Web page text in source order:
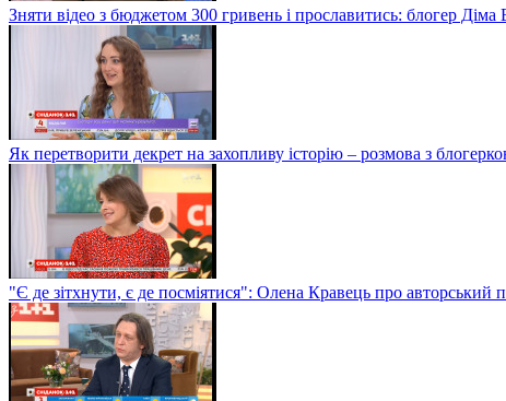
Зняти відео з бюджетом 300 гривень і прославитись: блогер Діма
Як перетворити декрет на захопливу історію – розмова з
"Є де зітхнути, є де посміятися": Олена Кравець про авторський